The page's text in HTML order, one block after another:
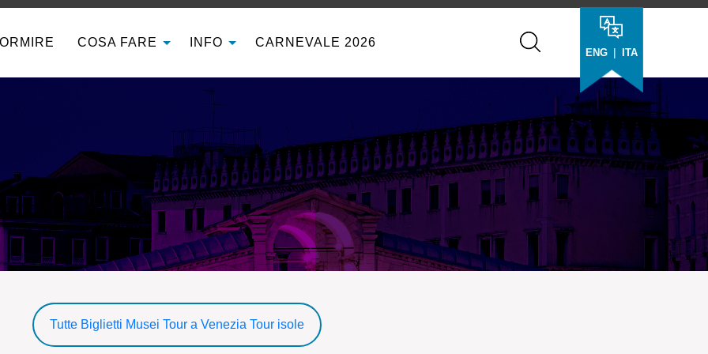
COSA FARE INFO CARNEVALE 2026
ENG | ITA
Tutte Biglietti Musei Tour a Venezia Tour isole